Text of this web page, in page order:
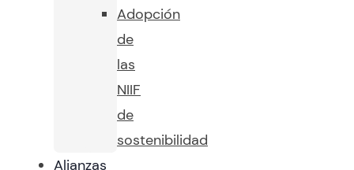
Adopción
de
las
NIIF
de
sostenibilidad
Alianzas